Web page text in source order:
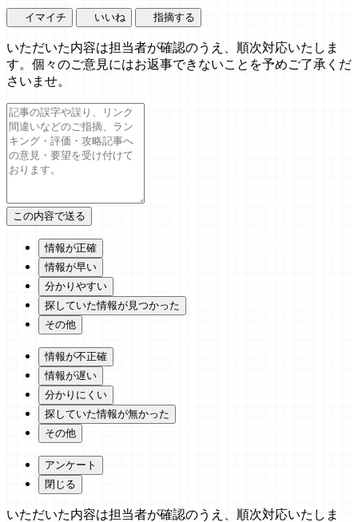
イマイチ いいね 指摘する
いただいた内容は担当者が確認のうえ、順次対応いたしま
す。個々のご意見にはお返事できないことを予めご了承くだ
さいませ。
情報が正確
情報が早い
分かりやすい
探していた情報が見つかった
その他
情報が不正確
情報が遅い
分かりにくい
探していた情報が無かった
その他
アンケート
閉じる
いただいた内容は担当者が確認のうえ、順次対応いたしま